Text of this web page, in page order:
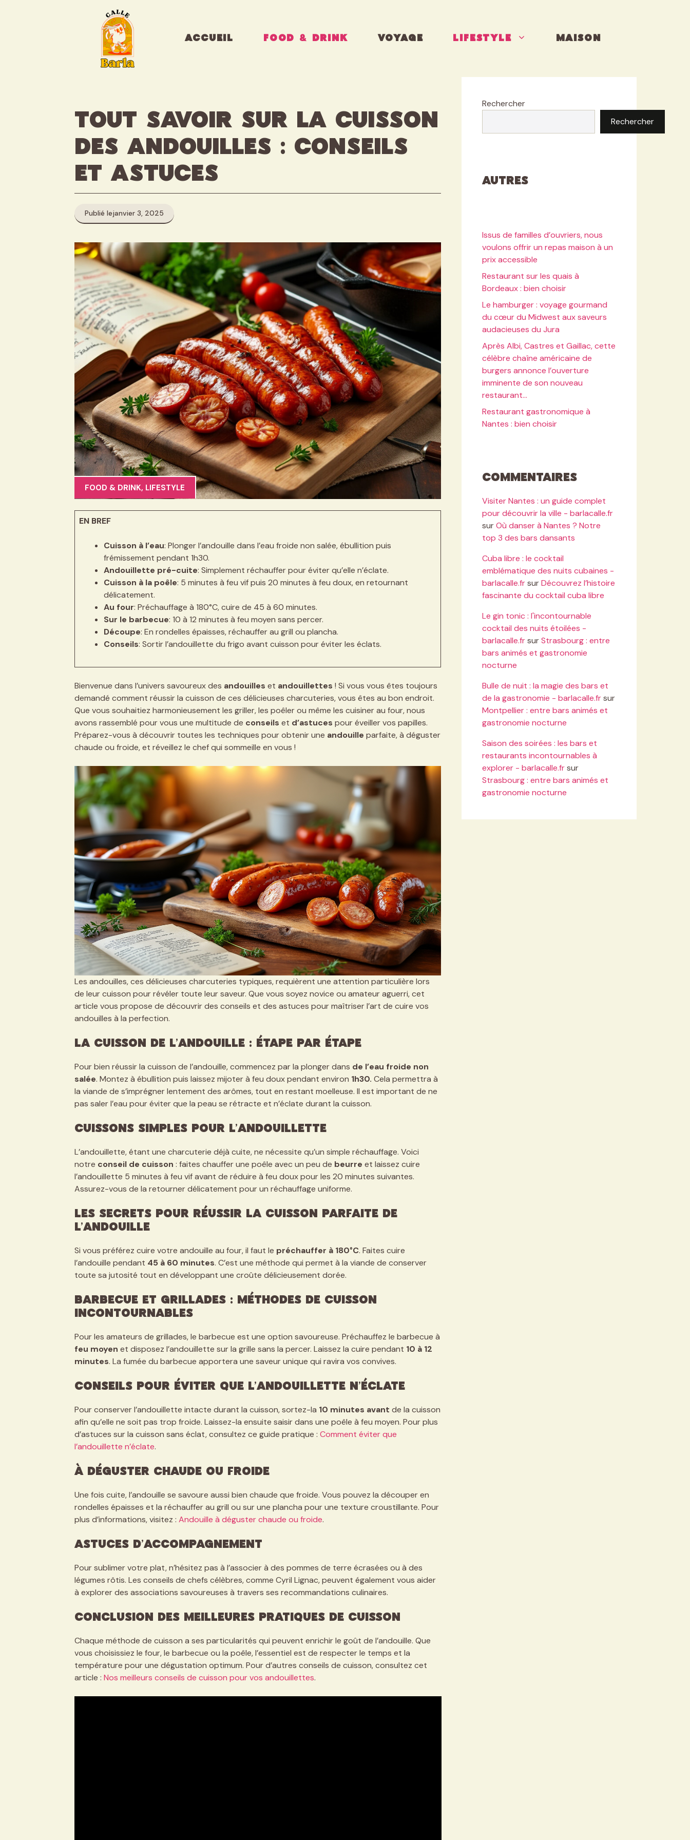
ACCUEIL FOOD & DRINK VOYAGE LIFESTYLE MAISON
Tout savoir sur la cuisson
des andouilles : conseils
et astuces
Publié lejanvier 3, 2025
FOOD & DRINK, LIFESTYLE
EN BREF
Cuisson à l’eau: Plonger l’andouille dans l’eau froide non salée, ébullition puis
frémissement pendant 1h30.
Andouillette pré-cuite: Simplement réchauffer pour éviter qu’elle n’éclate.
Cuisson à la poêle: 5 minutes à feu vif puis 20 minutes à feu doux, en retournant
délicatement.
Au four: Préchauffage à 180°C, cuire de 45 à 60 minutes.
Sur le barbecue: 10 à 12 minutes à feu moyen sans percer.
Découpe: En rondelles épaisses, réchauffer au grill ou plancha.
Conseils: Sortir l’andouillette du frigo avant cuisson pour éviter les éclats.
Bienvenue dans l’univers savoureux des andouilles et andouillettes ! Si vous vous êtes toujours
demandé comment réussir la cuisson de ces délicieuses charcuteries, vous êtes au bon endroit.
Que vous souhaitiez harmonieusement les griller, les poêler ou même les cuisiner au four, nous
avons rassemblé pour vous une multitude de conseils et d’astuces pour éveiller vos papilles.
Préparez-vous à découvrir toutes les techniques pour obtenir une andouille parfaite, à déguster
chaude ou froide, et réveillez le chef qui sommeille en vous !
Les andouilles, ces délicieuses charcuteries typiques, requièrent une attention particulière lors
de leur cuisson pour révéler toute leur saveur. Que vous soyez novice ou amateur aguerri, cet
article vous propose de découvrir des conseils et des astuces pour maîtriser l’art de cuire vos
andouilles à la perfection.
La cuisson de l’andouille : étape par étape
Pour bien réussir la cuisson de l’andouille, commencez par la plonger dans de l’eau froide non
salée. Montez à ébullition puis laissez mijoter à feu doux pendant environ 1h30. Cela permettra à
la viande de s’imprégner lentement des arômes, tout en restant moelleuse. Il est important de ne
pas saler l’eau pour éviter que la peau se rétracte et n’éclate durant la cuisson.
Cuissons simples pour l’andouillette
L’andouillette, étant une charcuterie déjà cuite, ne nécessite qu’un simple réchauffage. Voici
notre conseil de cuisson : faites chauffer une poêle avec un peu de beurre et laissez cuire
l’andouillette 5 minutes à feu vif avant de réduire à feu doux pour les 20 minutes suivantes.
Assurez-vous de la retourner délicatement pour un réchauffage uniforme.
Les secrets pour réussir la cuisson parfaite de
l’andouille
Si vous préférez cuire votre andouille au four, il faut le préchauffer à 180°C. Faites cuire
l’andouille pendant 45 à 60 minutes. C’est une méthode qui permet à la viande de conserver
toute sa jutosité tout en développant une croûte délicieusement dorée.
Barbecue et grillades : méthodes de cuisson
incontournables
Pour les amateurs de grillades, le barbecue est une option savoureuse. Préchauffez le barbecue à
feu moyen et disposez l’andouillette sur la grille sans la percer. Laissez la cuire pendant 10 à 12
minutes. La fumée du barbecue apportera une saveur unique qui ravira vos convives.
Conseils pour éviter que l’andouillette n’éclate
Pour conserver l’andouillette intacte durant la cuisson, sortez-la 10 minutes avant de la cuisson
afin qu’elle ne soit pas trop froide. Laissez-la ensuite saisir dans une poêle à feu moyen. Pour plus
d’astuces sur la cuisson sans éclat, consultez ce guide pratique : Comment éviter que
l’andouillette n’éclate.
À déguster chaude ou froide
Une fois cuite, l’andouille se savoure aussi bien chaude que froide. Vous pouvez la découper en
rondelles épaisses et la réchauffer au grill ou sur une plancha pour une texture croustillante. Pour
plus d’informations, visitez : Andouille à déguster chaude ou froide.
Astuces d’accompagnement
Pour sublimer votre plat, n’hésitez pas à l’associer à des pommes de terre écrasées ou à des
légumes rôtis. Les conseils de chefs célèbres, comme Cyril Lignac, peuvent également vous aider
à explorer des associations savoureuses à travers ses recommandations culinaires.
Conclusion des meilleures pratiques de cuisson
Chaque méthode de cuisson a ses particularités qui peuvent enrichir le goût de l’andouille. Que
vous choisissiez le four, le barbecue ou la poêle, l’essentiel est de respecter le temps et la
température pour une dégustation optimum. Pour d’autres conseils de cuisson, consultez cet
article : Nos meilleurs conseils de cuisson pour vos andouillettes.
Rechercher
Rechercher
Autres
Issus de familles d’ouvriers, nous
voulons offrir un repas maison à un
prix accessible
Restaurant sur les quais à
Bordeaux : bien choisir
Le hamburger : voyage gourmand
du cœur du Midwest aux saveurs
audacieuses du Jura
Après Albi, Castres et Gaillac, cette
célèbre chaîne américaine de
burgers annonce l’ouverture
imminente de son nouveau
restaurant…
Restaurant gastronomique à
Nantes : bien choisir
Commentaires
Visiter Nantes : un guide complet
pour découvrir la ville - barlacalle.fr
surOù danser à Nantes ? Notre
top 3 des bars dansants
Cuba libre : le cocktail
emblématique des nuits cubaines -
barlacalle.frsurDécouvrez l’histoire
fascinante du cocktail cuba libre
Le gin tonic : l'incontournable
cocktail des nuits étoilées -
barlacalle.frsurStrasbourg : entre
bars animés et gastronomie
nocturne
Bulle de nuit : la magie des bars et
de la gastronomie - barlacalle.frsur
Montpellier : entre bars animés et
gastronomie nocturne
Saison des soirées : les bars et
restaurants incontournables à
explorer - barlacalle.frsur
Strasbourg : entre bars animés et
gastronomie nocturne